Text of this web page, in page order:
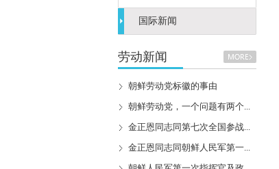
国际新闻
劳动新闻
朝鲜劳动党标徽的事由
朝鲜劳动党，一个问题有两个...
金正恩同志同第七次全国参战...
金正恩同志同朝鲜人民军第一...